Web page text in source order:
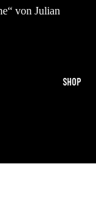
SHOP
von Julian